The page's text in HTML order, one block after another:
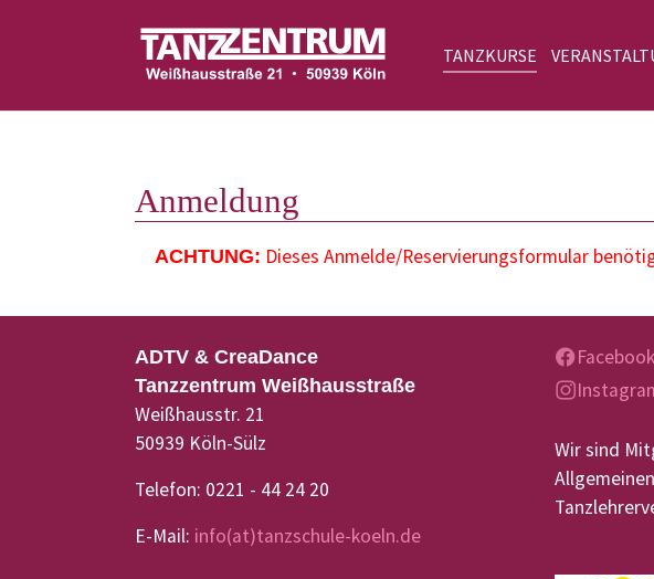
TANZKURSE
Anmeldung
ACHTUNG: Dieses Anmelde/Reservierungsformular
ADTV & CreaDance
Tanzzentrum Weißhausstraße
Weißhausstr. 21
50939 Köln-Sülz
Telefon: 0221 - 44 24 20
E-Mail: info(at)tanzschule-koeln.de
Facebook
Wir sind